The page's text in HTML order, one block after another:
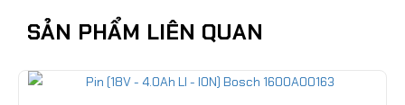
SẢN PHẨM LIÊN QUAN